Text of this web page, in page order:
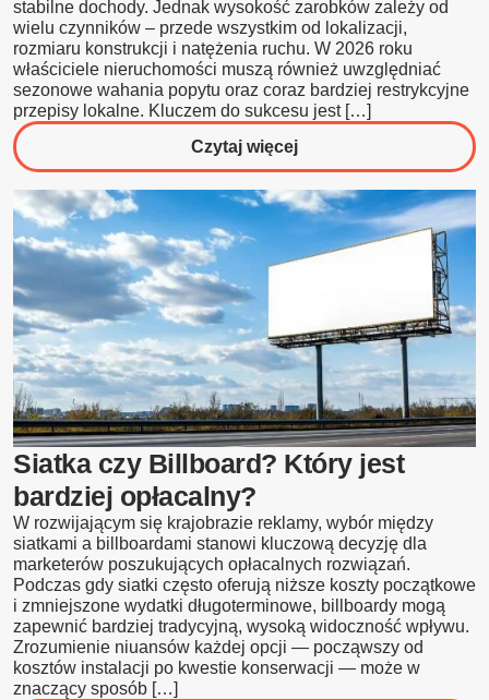
stabilne dochody. Jednak wysokość zarobków zależy od
wielu czynników – przede wszystkim od lokalizacji,
rozmiaru konstrukcji i natężenia ruchu. W 2026 roku
właściciele nieruchomości muszą również uwzględniać
sezonowe wahania popytu oraz coraz bardziej restrykcyjne
przepisy lokalne. Kluczem do sukcesu jest […]
Czytaj więcejo
Ile
można
zarobić
na
2026
roku?
Siatka czy Billboard? Który jest
bardziej opłacalny?
W rozwijającym się krajobrazie reklamy, wybór między
siatkami a billboardami stanowi kluczową decyzję dla
marketerów poszukujących opłacalnych rozwiązań.
Podczas gdy siatki często oferują niższe koszty początkowe
i zmniejszone wydatki długoterminowe, billboardy mogą
zapewnić bardziej tradycyjną, wysoką widoczność wpływu.
Zrozumienie niuansów każdej opcji — począwszy od
kosztów instalacji po kwestie konserwacji — może w
znaczący sposób […]